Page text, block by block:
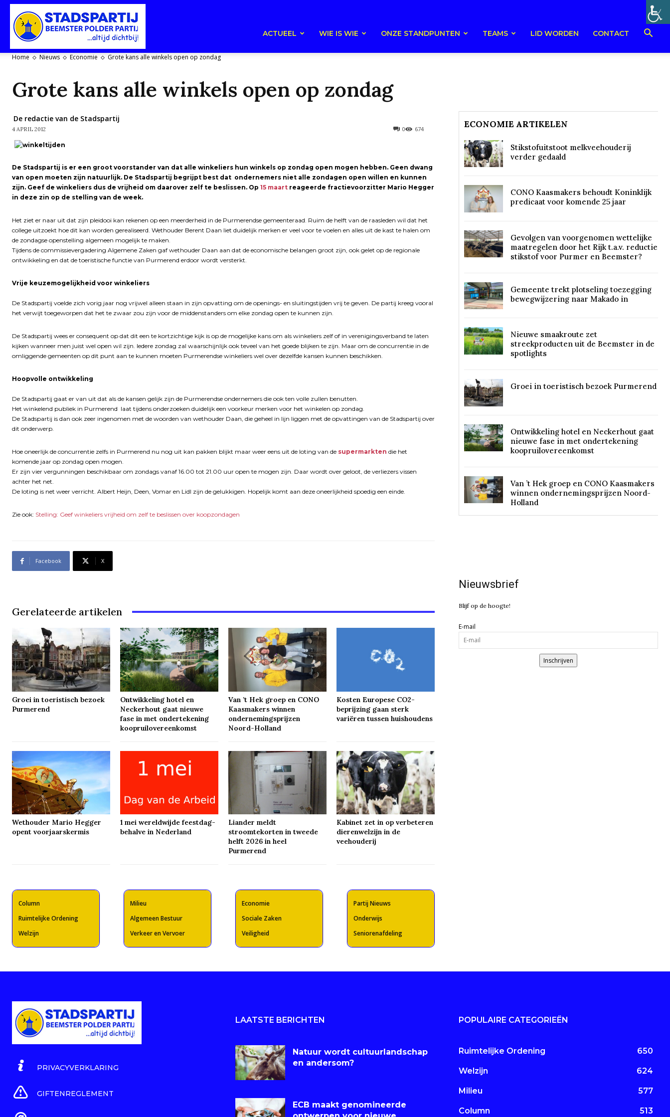
Polderpartij
ACTUEEL WIE IS WIE ONZE STANDPUNTEN TEAMS LID WORDEN CONTACT
Home Nieuws Economie Grote kans alle winkels open op zondag
Grote kans alle winkels open op zondag
De redactie van de Stadspartij
4 APRIL 2012 674
0
De Stadspartij is er een groot voorstander van dat alle winkeliers hun winkels op zondag open mogen hebben. Geen dwang
van open moeten zijn natuurlijk. De Stadspartij begrijpt best dat ondernemers niet alle zondagen open willen en kunnen
zijn. Geef de winkeliers dus de vrijheid om daarover zelf te beslissen. Op 15 maart reageerde fractievoorzitter Mario Hegger
in deze zin op de stelling van de week.
Het ziet er naar uit dat zijn pleidooi kan rekenen op een meerderheid in de Purmerendse gemeenteraad. Ruim de helft van de raasleden wil dat het
college uitzoekt hoe dit kan worden gerealiseerd. Wethouder Berent Daan liet duidelijk merken er veel voor te voelen en alles uit de kast te halen om
de zondagse openstelling algemeen mogelijk te maken.
Tijdens de commissievergadering Algemene Zaken gaf wethouder Daan aan dat de economische belangen groot zijn, ook gelet op de regionale
ontwikkeling en dat de toeristische functie van Purmerend erdoor wordt versterkt.
Vrije keuzemogelijkheid voor winkeliers
De Stadspartij voelde zich vorig jaar nog vrijwel alleen staan in zijn opvatting om de openings- en sluitingstijden vrij te geven. De partij kreeg vooral
het verwijt toegeworpen dat het te zwaar zou zijn voor de middenstanders om elke zondag open te kunnen zijn.
De Stadspartij wees er consequent op dat dit een te kortzichtige kijk is op de mogelijke kans om als winkeliers zelf of in verenigingsverband te laten
kijken wanneer men juist wel open wil zijn. Iedere zondag zal waarschijnlijk ook teveel van het goede blijken te zijn. Maar om de concurrentie in de
omliggende gemeenten op dit punt aan te kunnen moeten Purmerendse winkeliers wel over dezelfde kansen kunnen beschikken.
Hoopvolle ontwikkeling
De Stadspartij gaat er van uit dat als de kansen gelijk zijn de Purmerendse ondernemers die ook ten volle zullen benutten.
Het winkelend publiek in Purmerend laat tijdens onderzoeken duidelijk een voorkeur merken voor het winkelen op zondag.
De Stadspartij is dan ook zeer ingenomen met de woorden van wethouder Daan, die geheel in lijn liggen met de opvattingen van de Stadspartij over
dit onderwerp.
Hoe oneerlijk de concurrentie zelfs in Purmerend nu nog uit kan pakken blijkt maar weer eens uit de loting van de supermarkten die het
komende jaar op zondag open mogen.
Er zijn vier vergunningen beschikbaar om zondags vanaf 16.00 tot 21.00 uur open te mogen zijn. Daar wordt over geloot, de verliezers vissen
achter het net.
De loting is net weer verricht. Albert Heijn, Deen, Vomar en Lidl zijn de gelukkigen. Hopelijk komt aan deze oneerlijkheid spoedig een einde.
Zie ook: Stelling: Geef winkeliers vrijheid om zelf te beslissen over koopzondagen
Facebook X
Gerelateerde artikelen
Groei in toeristisch bezoek
Purmerend
Ontwikkeling hotel en
Neckerhout gaat nieuwe
fase in met ondertekening
koopruilovereenkomst
Van ’t Hek groep en CONO
Kaasmakers winnen
ondernemingsprijzen
Noord-Holland
Kosten Europese CO2-
beprijzing gaan sterk
variëren tussen huishoudens
Wethouder Mario Hegger
opent voorjaarskermis
1 mei wereldwijde feestdag-
behalve in Nederland
Liander meldt
stroomtekorten in tweede
helft 2026 in heel
Purmerend
Kabinet zet in op verbeteren
dierenwelzijn in de
veehouderij
Column
Ruimtelijke Ordening
Welzijn
Milieu
Algemeen Bestuur
Verkeer en Vervoer
Economie
Sociale Zaken
Veiligheid
Partij Nieuws
Onderwijs
Seniorenafdeling
ECONOMIE ARTIKELEN
Stikstofuitstoot melkveehouderij
verder gedaald
CONO Kaasmakers behoudt Koninklijk
predicaat voor komende 25 jaar
Gevolgen van voorgenomen wettelijke
maatregelen door het Rijk t.a.v. reductie
stikstof voor Purmer en Beemster?
Gemeente trekt plotseling toezegging
bewegwijzering naar Makado in
Nieuwe smaakroute zet
streekproducten uit de Beemster in de
spotlights
Groei in toeristisch bezoek Purmerend
Ontwikkeling hotel en Neckerhout gaat
nieuwe fase in met ondertekening
koopruilovereenkomst
Van ’t Hek groep en CONO Kaasmakers
winnen ondernemingsprijzen Noord-
Holland
Nieuwsbrief
Blijf op de hoogte!
E-mail
Inschrijven
PRIVACYVERKLARING
GIFTENREGLEMENT
LAATSTE BERICHTEN
Natuur wordt cultuurlandschap
en andersom?
ECB maakt genomineerde
POPULAIRE CATEGORIEËN
Ruimtelijke Ordening 650
Welzijn 624
Milieu 577
Column 513